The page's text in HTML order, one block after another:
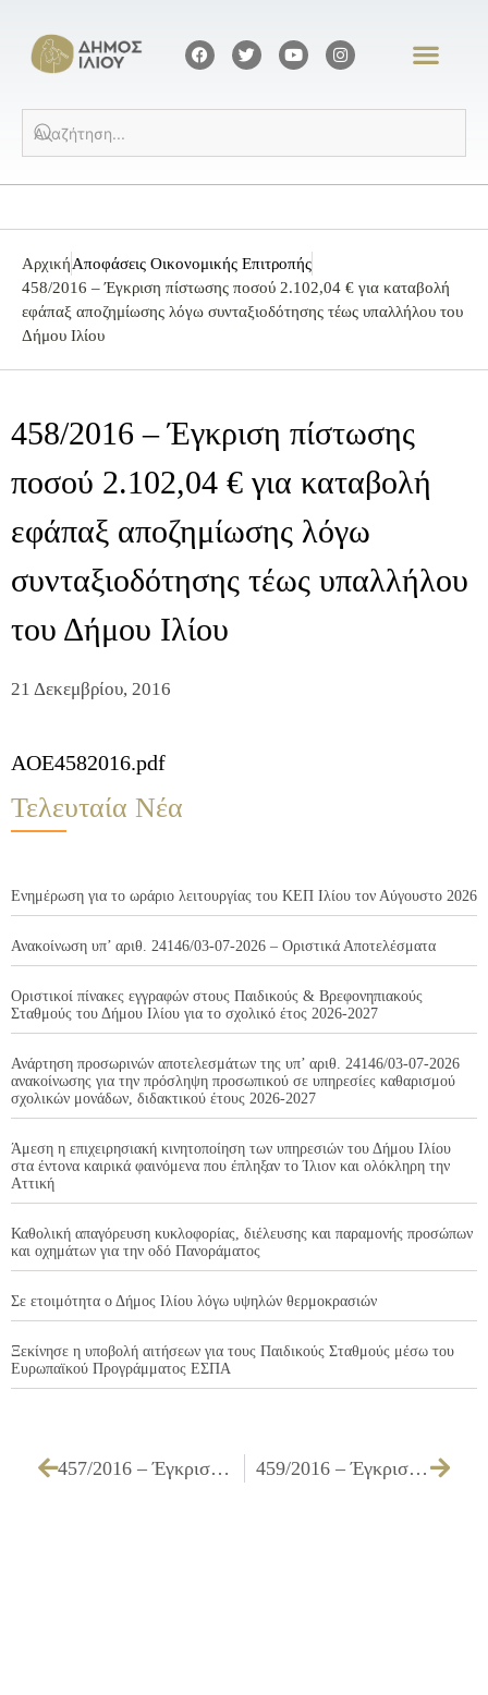
ΑρχικήΑποφάσεις Οικονομικής Επιτροπής
458/2016 – Έγκριση πίστωσης ποσού 2.102,04 € για καταβολή
εφάπαξ αποζημίωσης λόγω συνταξιοδότησης τέως υπαλλήλου του
Δήμου Ιλίου
458/2016 – Έγκριση πίστωσης
ποσού 2.102,04 € για καταβολή
εφάπαξ αποζημίωσης λόγω
συνταξιοδότησης τέως υπαλλήλου
του Δήμου Ιλίου
21 Δεκεμβρίου, 2016
AOE4582016.pdf
Τελευταία Νέα
Ενημέρωση για το ωράριο λειτουργίας του ΚΕΠ Ιλίου τον Αύγουστο 2026
Ανακοίνωση υπ’ αριθ. 24146/03-07-2026 – Οριστικά Αποτελέσματα
Οριστικοί πίνακες εγγραφών στους Παιδικούς & Βρεφονηπιακούς
Σταθμούς του Δήμου Ιλίου για το σχολικό έτος 2026-2027
Ανάρτηση προσωρινών αποτελεσμάτων της υπ’ αριθ. 24146/03-07-2026
ανακοίνωσης για την πρόσληψη προσωπικού σε υπηρεσίες καθαρισμού
σχολικών μονάδων, διδακτικού έτους 2026-2027
Άμεση η επιχειρησιακή κινητοποίηση των υπηρεσιών του Δήμου Ιλίου
στα έντονα καιρικά φαινόμενα που έπληξαν το Ίλιον και ολόκληρη την
Αττική
Καθολική απαγόρευση κυκλοφορίας, διέλευσης και παραμονής προσώπων
και οχημάτων για την οδό Πανοράματος
Σε ετοιμότητα ο Δήμος Ιλίου λόγω υψηλών θερμοκρασιών
Ξεκίνησε η υποβολή αιτήσεων για τους Παιδικούς Σταθμούς μέσω του
Ευρωπαϊκού Προγράμματος ΕΣΠΑ
457/2016 – Έγκριση πίστωσης για την «Προμήθεια λαμπτήρων για τους ηλεκτρονικούς πίνακες αποτελεσμάτων στα κλειστά Γυμναστήρια του Δήμου μας» 459/2016 – Έγκριση πίστωσης ποσού 2.043,66 € για καταβολή εφάπαξ αποζημίωσης λόγω συνταξιοδότησης τέως υπαλλήλου του Δήμου Ιλίου